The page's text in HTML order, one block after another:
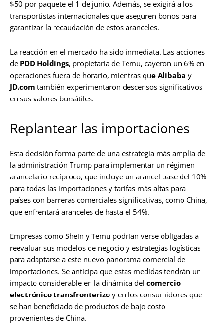
$50 por paquete el 1 de junio. Además, se exigirá a los
transportistas internacionales que aseguren bonos para
garantizar la recaudación de estos aranceles.
La reacción en el mercado ha sido inmediata. Las acciones
de PDD Holdings, propietaria de Temu, cayeron un 6% en
operaciones fuera de horario, mientras que Alibaba y
JD.com también experimentaron descensos significativos
en sus valores bursátiles.
Replantear las importaciones
Esta decisión forma parte de una estrategia más amplia de
la administración Trump para implementar un régimen
arancelario recíproco, que incluye un arancel base del 10%
para todas las importaciones y tarifas más altas para
países con barreras comerciales significativas, como China,
que enfrentará aranceles de hasta el 54%.
Empresas como Shein y Temu podrían verse obligadas a
reevaluar sus modelos de negocio y estrategias logísticas
para adaptarse a este nuevo panorama comercial de
importaciones. Se anticipa que estas medidas tendrán un
impacto considerable en la dinámica del comercio
electrónico transfronterizo y en los consumidores que
se han beneficiado de productos de bajo costo
provenientes de China.